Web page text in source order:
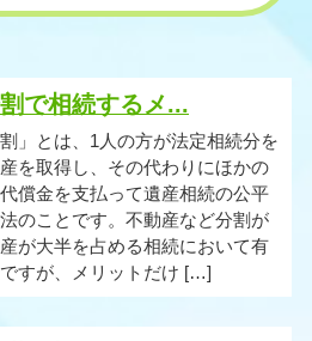
で相続するメ...
割」とは、1人の方が法定相続分を
を取得し、その代わりにほかの
償金を支払って遺産相続の公平
のことです。不動産など分割が
が大半を占める相続において有
すが、メリットだけ […]